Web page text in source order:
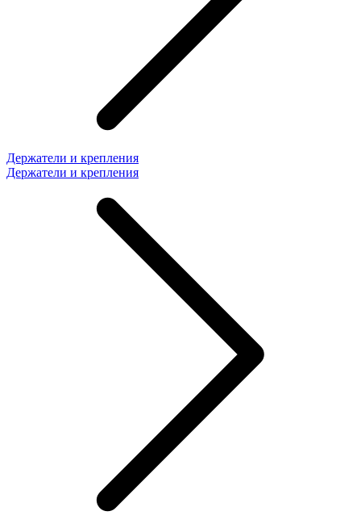
Держатели и крепления
Держатели и крепления